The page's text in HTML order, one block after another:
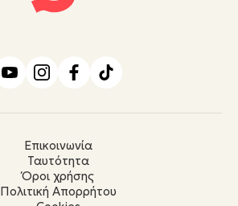
Επικοινωνία
Ταυτότητα
Όροι χρήσης
Πολιτική Απορρήτου